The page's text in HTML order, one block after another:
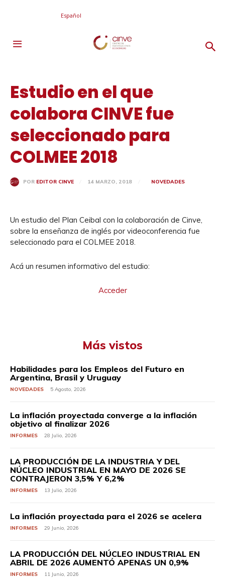
Español
Estudio en el que
colabora CINVE fue
seleccionado para
COLMEE 2018
POR EDITOR CINVE 14 MARZO, 2018 NOVEDADES
Un estudio del Plan Ceibal con la colaboración de Cinve,
sobre la enseñanza de inglés por videoconferencia fue
seleccionado para el COLMEE 2018.
Acá un resumen informativo del estudio:
Acceder
Más vistos
Habilidades para los Empleos del Futuro en
Argentina, Brasil y Uruguay
NOVEDADES 5 Agosto, 2026
La inflación proyectada converge a la inflación
objetivo al finalizar 2026
INFORMES 28 Julio, 2026
LA PRODUCCIÓN DE LA INDUSTRIA Y DEL
NÚCLEO INDUSTRIAL EN MAYO DE 2026 SE
CONTRAJERON 3,5% Y 6,2%
INFORMES 13 Julio, 2026
La inflación proyectada para el 2026 se acelera
INFORMES 29 Junio, 2026
LA PRODUCCIÓN DEL NÚCLEO INDUSTRIAL EN
ABRIL DE 2026 AUMENTÓ APENAS UN 0,9%
INFORMES 11 Junio, 2026